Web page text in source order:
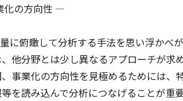
化の方向性 ―
に俯瞰して分析する手法を思い浮かべ
他分野とは少し異なるアプローチが求
事業化の方向性を見極めるためには、
を読み込んで分析につなげることが重